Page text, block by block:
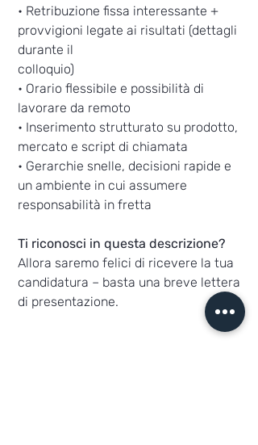
• Retribuzione fissa interessante +
provvigioni legate ai risultati (dettagli
durante il
colloquio)
• Orario flessibile e possibilità di
lavorare da remoto
• Inserimento strutturato su prodotto,
mercato e script di chiamata
• Gerarchie snelle, decisioni rapide e
un ambiente in cui assumere
responsabilità in fretta
Ti riconosci in questa descrizione?
Allora saremo felici di ricevere la tua
candidatura – basta una breve lettera
di presentazione.